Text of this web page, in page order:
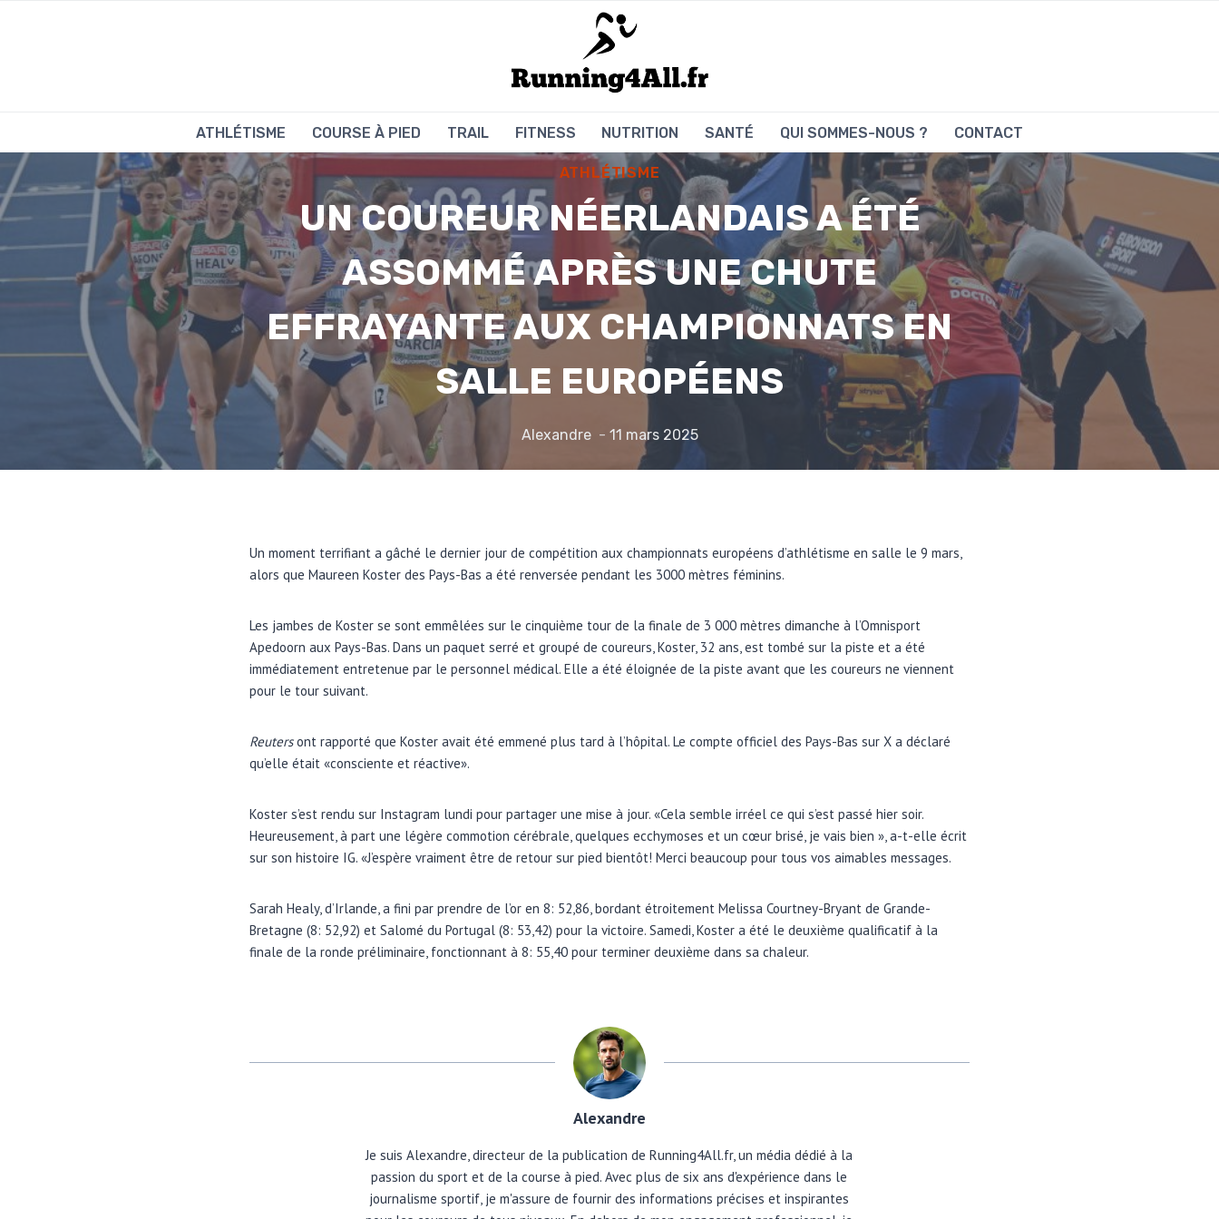
ATHLÉTISME COURSE À PIED TRAIL FITNESS NUTRITION SANTÉ QUI SOMMES-NOUS ? CONTACT
ATHLÉTISME
UN COUREUR NÉERLANDAIS A ÉTÉ
ASSOMMÉ APRÈS UNE CHUTE
EFFRAYANTE AUX CHAMPIONNATS EN
SALLE EUROPÉENS
Alexandre 11 mars 2025
Un moment terrifiant a gâché le dernier jour de compétition aux championnats européens d’athlétisme en salle le 9 mars,
alors que Maureen Koster des Pays-Bas a été renversée pendant les 3000 mètres féminins.
Les jambes de Koster se sont emmêlées sur le cinquième tour de la finale de 3 000 mètres dimanche à l’Omnisport
Apedoorn aux Pays-Bas. Dans un paquet serré et groupé de coureurs, Koster, 32 ans, est tombé sur la piste et a été
immédiatement entretenue par le personnel médical. Elle a été éloignée de la piste avant que les coureurs ne viennent
pour le tour suivant.
Reutersont rapporté que Koster avait été emmené plus tard à l’hôpital. Le compte officiel des Pays-Bas sur X a déclaré
qu’elle était «consciente et réactive».
Koster s’est rendu sur Instagram lundi pour partager une mise à jour. «Cela semble irréel ce qui s’est passé hier soir.
Heureusement, à part une légère commotion cérébrale, quelques ecchymoses et un cœur brisé, je vais bien », a-t-elle écrit
sur son histoire IG. «J’espère vraiment être de retour sur pied bientôt! Merci beaucoup pour tous vos aimables messages.
Sarah Healy, d’Irlande, a fini par prendre de l’or en 8: 52,86, bordant étroitement Melissa Courtney-Bryant de Grande-
Bretagne (8: 52,92) et Salomé du Portugal (8: 53,42) pour la victoire. Samedi, Koster a été le deuxième qualificatif à la
finale de la ronde préliminaire, fonctionnant à 8: 55,40 pour terminer deuxième dans sa chaleur.
Alexandre
Je suis Alexandre, directeur de la publication de Running4All.fr, un média dédié à la
passion du sport et de la course à pied. Avec plus de six ans d'expérience dans le
journalisme sportif, je m'assure de fournir des informations précises et inspirantes